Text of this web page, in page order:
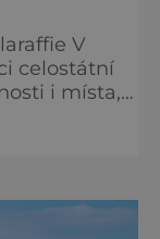
V
celostátní
i místa,
Husův
i